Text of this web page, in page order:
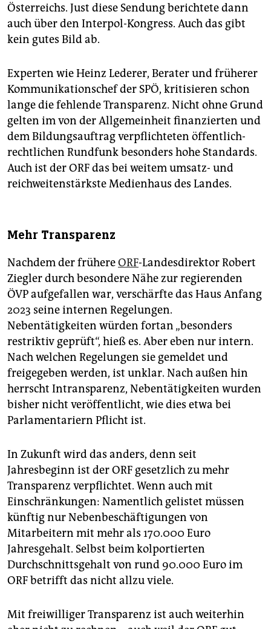
Österreichs. Just diese Sendung berichtete dann
auch über den Interpol-Kongress. Auch das gibt
kein gutes Bild ab.
Experten wie Heinz Lederer, Berater und früherer
Kommunikationschef der SPÖ, kritisieren schon
lange die fehlende Transparenz. Nicht ohne Grund
gelten im von der Allgemeinheit finanzierten und
dem Bildungsauftrag verpflichteten öffentlich-
rechtlichen Rundfunk besonders hohe Standards.
Auch ist der ORF das bei weitem umsatz- und
reichweitenstärkste Medienhaus des Landes.
Mehr Transparenz
Nachdem der frühereORF-Landesdirektor Robert
Ziegler durch besondere Nähe zur regierenden
ÖVP aufgefallen war, verschärfte das Haus Anfang
2023 seine internen Regelungen.
Nebentätigkeiten würden fortan „besonders
restriktiv geprüft“, hieß es. Aber eben nur intern.
Nach welchen Regelungen sie gemeldet und
freigegeben werden, ist unklar. Nach außen hin
herrscht Intransparenz, Nebentätigkeiten wurden
bisher nicht veröffentlicht, wie dies etwa bei
Parlamentariern Pflicht ist.
In Zukunft wird das anders, denn seit
Jahresbeginn ist der ORF gesetzlich zu mehr
Transparenz verpflichtet. Wenn auch mit
Einschränkungen: Namentlich gelistet müssen
künftig nur Nebenbeschäftigungen von
Mitarbeitern mit mehr als 170.000 Euro
Jahresgehalt. Selbst beim kolportierten
Durchschnittsgehalt von rund 90.000 Euro im
ORF betrifft das nicht allzu viele.
Mit freiwilliger Transparenz ist auch weiterhin